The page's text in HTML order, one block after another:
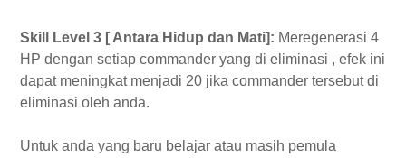
Skill Level 3 [ Antara Hidup dan Mati]: Meregenerasi 4
HP dengan setiap commander yang di eliminasi , efek ini
dapat meningkat menjadi 20 jika commander tersebut di
eliminasi oleh anda.
Untuk anda yang baru belajar atau masih pemula